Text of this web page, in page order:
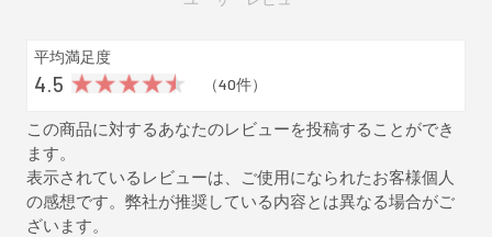
平均満足度
4.5 （40件）
この商品に対するあなたのレビューを投稿することができ
ます。
表示されているレビューは、ご使用になられたお客様個人
の感想です。弊社が推奨している内容とは異なる場合がご
ざいます。